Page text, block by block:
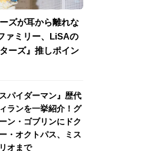
ズが耳から離れな
ァミリー、LiSAの
ーズ』推しポイン
スパイダーマン』歴代
ランを一挙紹介！グ
ン・ゴブリンにドク
・オクトパス、ミス
オまで